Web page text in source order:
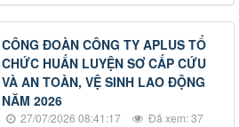
CÔNG ĐOÀN CÔNG TY APLUS TỔ
CHỨC HUẤN LUYỆN SƠ CẤP CỨU
VÀ AN TOÀN, VỆ SINH LAO ĐỘNG
NĂM 2026
27/07/2026 08:41:17 Đã xem: 37